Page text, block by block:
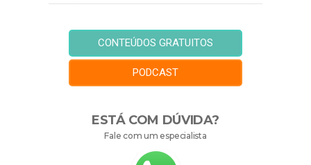
CONTEÚDOS GRATUITOS
PODCAST
ESTÁ COM DÚVIDA?
Fale com um especialista